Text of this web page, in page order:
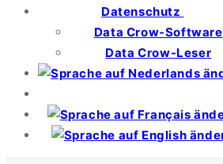
Datenschutz
Data Crow-Software
Data Crow-Leser